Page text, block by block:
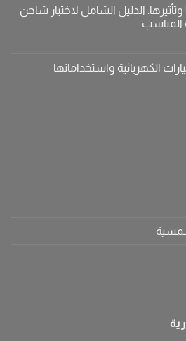
قدرة الشاحن kW وتأثيرها: الدليل الشامل لاختيار شاحن
المناسب
الكهربائية واستخداماتها